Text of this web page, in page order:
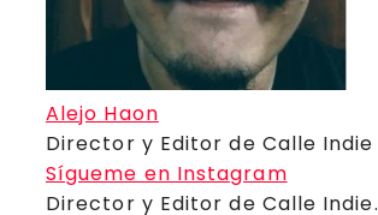
Alejo Haon
Director y Editor de Calle Indie
Sígueme en Instagram
Director y Editor de Calle Indie.